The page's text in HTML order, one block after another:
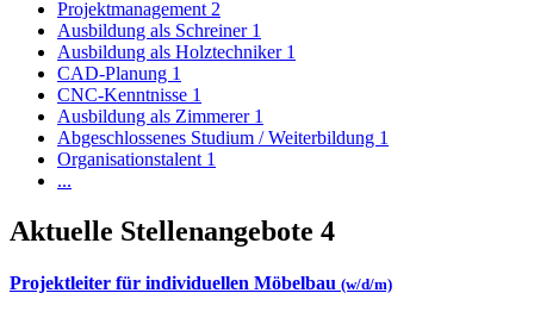
Projektmanagement 2
Ausbildung als Schreiner 1
Ausbildung als Holztechniker 1
CAD-Planung 1
CNC-Kenntnisse 1
Ausbildung als Zimmerer 1
Abgeschlossenes Studium / Weiterbildung 1
Organisationstalent 1
...
Aktuelle Stellenangebote 4
Projektleiter für individuellen Möbelbau (w/d/m)